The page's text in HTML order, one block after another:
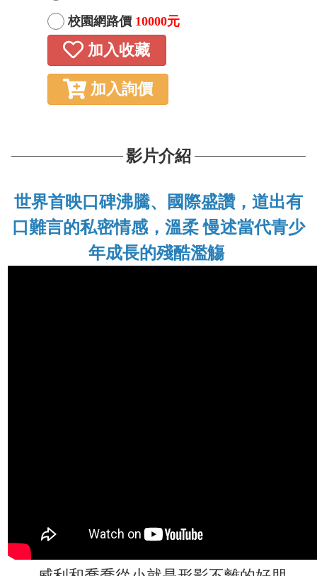
校園網路價 10000元
加入收藏
加入詢價
影片介紹
世界首映口碑沸騰、國際盛讚，道出有
口難言的私密情感，溫柔 慢述當代青少
年成長的殘酷濫觴